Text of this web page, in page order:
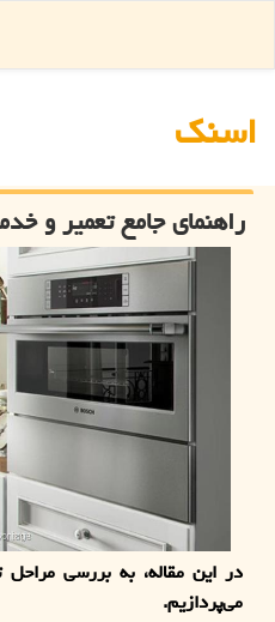
اسنك
راهنمای جامع تعمیر و
در این مقاله، به بررسی
می‌پردازیم.